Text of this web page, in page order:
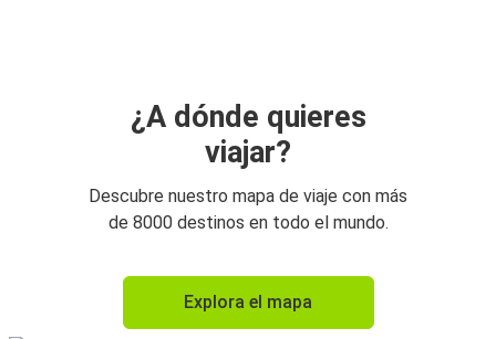
¿A dónde quieres
viajar?
Descubre nuestro mapa de viaje con más
de 8000 destinos en todo el mundo.
Explora el mapa